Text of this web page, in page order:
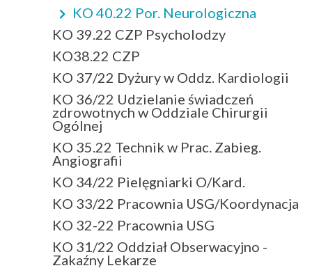
KO 40.22 Por. Neurologiczna
KO 39.22 CZP Psycholodzy
KO38.22 CZP
KO 37/22 Dyżury w Oddz. Kardiologii
KO 36/22 Udzielanie świadczeń
zdrowotnych w Oddziale Chirurgii
Ogólnej
KO 35.22 Technik w Prac. Zabieg.
Angiografii
KO 34/22 Pielęgniarki O/Kard.
KO 33/22 Pracownia USG/Koordynacja
KO 32-22 Pracownia USG
KO 31/22 Oddział Obserwacyjno -
Zakaźny Lekarze